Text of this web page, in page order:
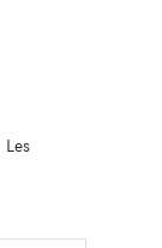
Les